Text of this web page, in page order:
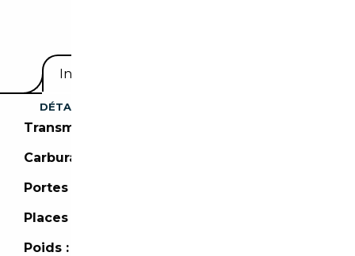
Informations utiles
DÉTAILS DU VÉHICULE
Transmission :
Carburant :
Portes :
Places :
Poids :